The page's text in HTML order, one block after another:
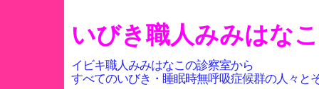
いびき職人みみはな
イビキ職人みみはなこの診察室から
すべてのいびき・睡眠時無呼吸症候群の人々と